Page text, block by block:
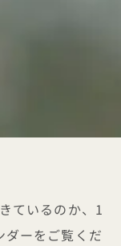
ているのか、1
ーをご覧くだ